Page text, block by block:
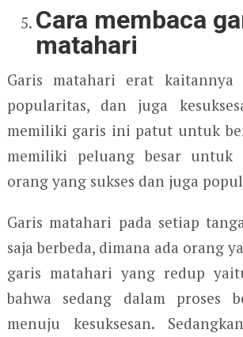
Cara membaca
matahari
Garis matahari erat kaitannya
popularitas, dan juga
memiliki garis ini patut untuk
memiliki peluang besar untuk
orang yang sukses dan juga
Garis matahari pada setiap
saja berbeda, dimana ada orang
garis matahari yang redup
bahwa sedang dalam proses
menuju kesuksesan.